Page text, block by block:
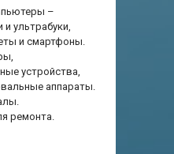
–
и ультрабуки,
и смартфоны.
устройства,
аппараты.
ремонта.